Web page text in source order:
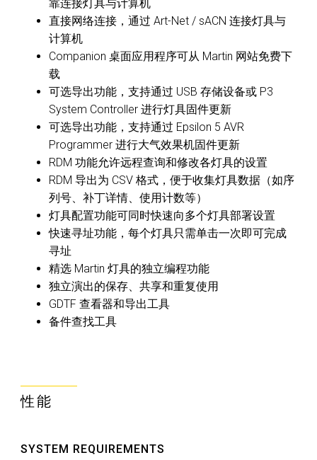
靠连接灯具与计算机
直接网络连接，通过 Art-Net / sACN 连接灯具与
计算机
Companion 桌面应用程序可从 Martin 网站免费下
载
可选导出功能，支持通过 USB 存储设备或 P3
System Controller 进行灯具固件更新
可选导出功能，支持通过 Epsilon 5 AVR
Programmer 进行大气效果机固件更新
RDM 功能允许远程查询和修改各灯具的设置
RDM 导出为 CSV 格式，便于收集灯具数据（如序
列号、补丁详情、使用计数等）
灯具配置功能可同时快速向多个灯具部署设置
快速寻址功能，每个灯具只需单击一次即可完成
寻址
精选 Martin 灯具的独立编程功能
独立演出的保存、共享和重复使用
GDTF 查看器和导出工具
备件查找工具
性能
SYSTEM REQUIREMENTS